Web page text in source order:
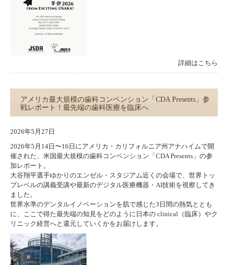
詳細はこちら
アメリカ最大規模の歯科コンベンション「CDA Presents」参
戦レポート！最先端の歯科医療を臨床へ
2026年5月27日
2026年5月14日〜16日にアメリカ・カリフォルニア州アナハイムで開
催された、米国最大規模の歯科コンベンション「CDA Presents」の参
加レポート。
大谷翔平選手ゆかりのエンゼル・スタジアム近くの会場で、世界トッ
プレベルの講義受講や最新のデジタル医療機器・AI技術を視察してき
ました。
世界水準のデンタルイノベーションを肌で感じた3日間の熱気ととも
に、ここで得た最先端の知見をどのように日本の clinical（臨床）やク
リニック経営へと還元していくかをお届けします。